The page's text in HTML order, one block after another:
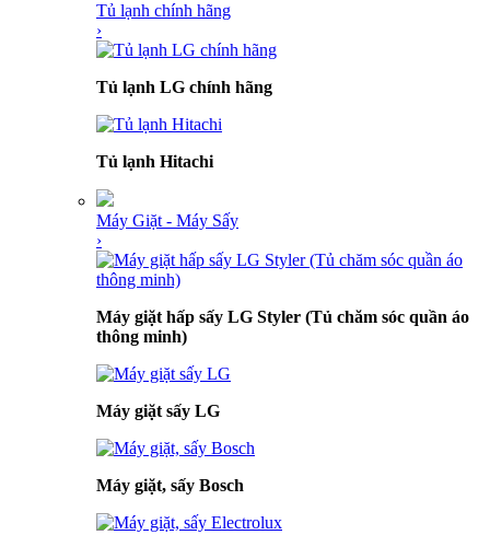
Tủ lạnh chính hãng
›
Tủ lạnh LG chính hãng
Tủ lạnh Hitachi
Máy Giặt - Máy Sấy
›
Máy giặt hấp sấy LG Styler (Tủ chăm sóc quần áo
thông minh)
Máy giặt sấy LG
Máy giặt, sấy Bosch